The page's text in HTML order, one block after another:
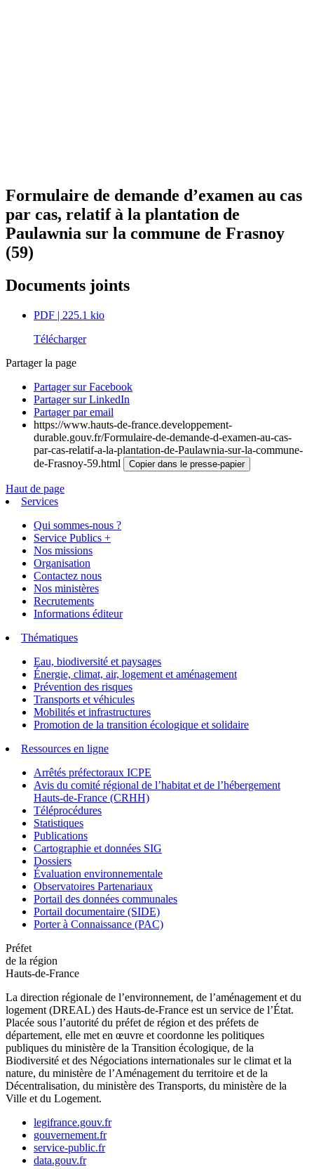
Formulaire de demande d’examen au cas
par cas, relatif à la plantation de
Paulawnia sur la commune de Frasnoy
(59)
Documents joints
PDF | 225.1 kio
Télécharger
Partager la page
Partager sur Facebook
Partager sur LinkedIn
Partager par email
https://www.hauts-de-france.developpement-
durable.gouv.fr/Formulaire-de-demande-d-examen-au-cas-
par-cas-relatif-a-la-plantation-de-Paulawnia-sur-la-commune-
de-Frasnoy-59.html
Copier dans le presse-papier
Haut de page
Services
Qui sommes-nous ?
Service Publics +
Nos missions
Organisation
Contactez nous
Nos ministères
Recrutements
Informations éditeur
Thématiques
Eau, biodiversité et paysages
Énergie, climat, air, logement et aménagement
Prévention des risques
Transports et véhicules
Mobilités et infrastructures
Promotion de la transition écologique et solidaire
Ressources en ligne
Arrêtés préfectoraux ICPE
Avis du comité régional de l’habitat et de l’hébergement
Hauts-de-France (CRHH)
Téléprocédures
Statistiques
Publications
Cartographie et données SIG
Dossiers
Évaluation environnementale
Observatoires Partenariaux
Portail des données communales
Portail documentaire (SIDE)
Porter à Connaissance (PAC)
Préfet
de la région
Hauts-de-France
La direction régionale de l’environnement, de l’aménagement et du
logement (DREAL) des Hauts-de-France est un service de l’État.
Placée sous l’autorité du préfet de région et des préfets de
département, elle met en œuvre et coordonne les politiques
publiques du ministère de la Transition écologique, de la
Biodiversité et des Négociations internationales sur le climat et la
nature, du ministère de l’Aménagement du territoire et de la
Décentralisation, du ministère des Transports, du ministère de la
Ville et du Logement.
legifrance.gouv.fr
gouvernement.fr
service-public.fr
data.gouv.fr